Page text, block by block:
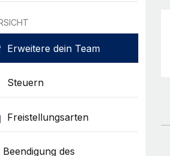
Erweitere dein Team
Steuern
Freistellungsarten
Beendigung des